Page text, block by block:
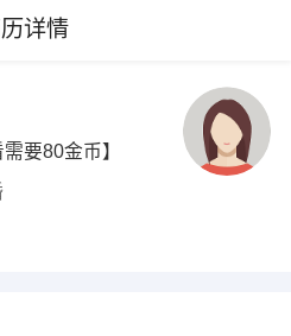
详情
需要80金币】